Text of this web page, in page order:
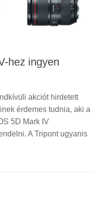
hez ingyen
akciót hirdetett
érdemes tudnia, aki a
5D Mark IV
A Tripont ugyanis